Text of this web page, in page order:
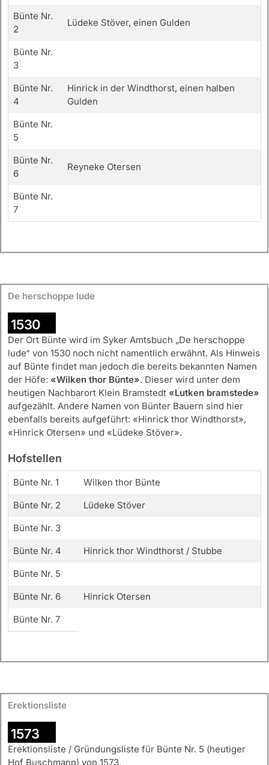
Bünte Nr.
2
Lüdeke Stöver, einen Gulden
Bünte Nr.
3
Bünte Nr.
4
Hinrick in der Windthorst, einen halben
Gulden
Bünte Nr.
5
Bünte Nr.
6
Reyneke Otersen
Bünte Nr.
7
De herschoppe lude
1530
Der Ort Bünte wird im Syker Amtsbuch „De herschoppe
lude“ von 1530 noch nicht namentlich erwähnt. Als Hinweis
auf Bünte findet man jedoch die bereits bekannten Namen
der Höfe: «Wilken thor Bünte». Dieser wird unter dem
heutigen Nachbarort Klein Bramstedt «Lutken bramstede»
aufgezählt. Andere Namen von Bünter Bauern sind hier
ebenfalls bereits aufgeführt: «Hinrick thor Windthorst»,
«Hinrick Otersen» und «Lüdeke Stöver».
Hofstellen
Bünte Nr. 1
Wilken thor Bünte
Bünte Nr. 2
Lüdeke Stöver
Bünte Nr. 3
Bünte Nr. 4
Hinrick thor Windthorst / Stubbe
Bünte Nr. 5
Bünte Nr. 6
Hinrick Otersen
Bünte Nr. 7
Erektionsliste
1573
Erektionsliste / Gründungsliste für Bünte Nr. 5 (heutiger
Hof Buschmann) von 1573.